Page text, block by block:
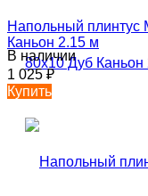
Напольный плинтус
Каньон 2.15 м
В наличии
1 025₽
Купить